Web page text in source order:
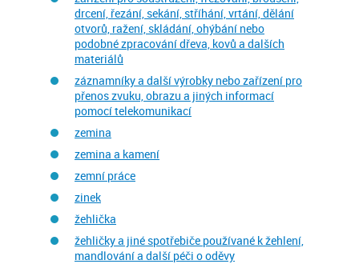
drcení, řezání, sekání, stříhání, vrtání, dělání
otvorů, ražení, skládání, ohýbání nebo
podobné zpracování dřeva, kovů a dalších
materiálů
záznamníky a další výrobky nebo zařízení pro
přenos zvuku, obrazu a jiných informací
pomocí telekomunikací
zemina
zemina a kamení
zemní práce
zinek
žehlička
žehličky a jiné spotřebiče používané k žehlení,
mandlování a další péči o oděvy